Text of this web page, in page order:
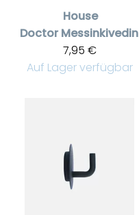
House
Doctor Messinkivedin
7,95 €
Auf Lager verfügbar